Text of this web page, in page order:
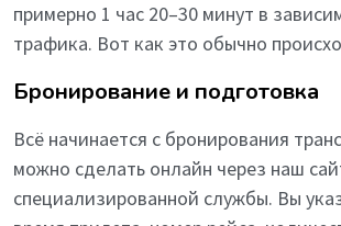
примерно 1 час 20–30 минут в
трафика. Вот как это обычно
Бронирование и подготовка
Всё начинается с бронирования
можно сделать онлайн через наш
специализированной службы. Вы